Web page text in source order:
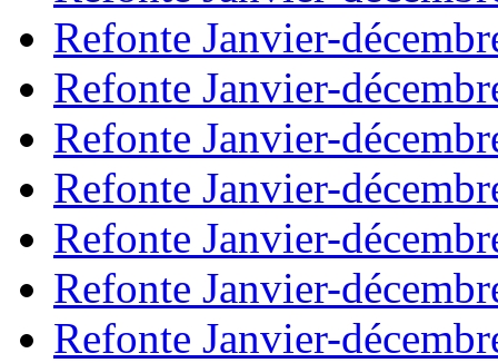
Refonte Janvier-
Refonte Janvier-
Refonte Janvier-
Refonte Janvier-
Refonte Janvier-
Refonte Janvier-
Refonte Janvier-